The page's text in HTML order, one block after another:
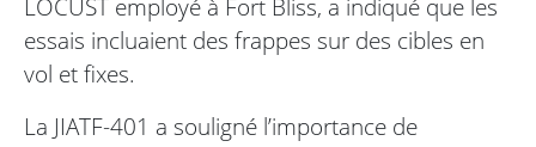
essais incluaient des frappes sur des cibles en
vol et fixes.
La JIATF-401 a souligné l’importance de